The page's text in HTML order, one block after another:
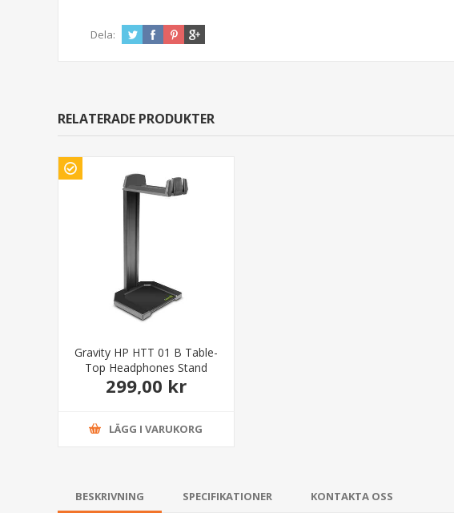
Dela:
RELATERADE PRODUKTER
Gravity HP HTT 01 B Table-
Top Headphones Stand
299,00 kr
LÄGG I VARUKORG
BESKRIVNING SPECIFIKATIONER KONTAKTA OSS